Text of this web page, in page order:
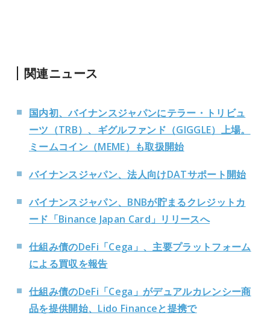
関連ニュース
国内初、バイナンスジャパンにテラー・トリビュ
ーツ（TRB）、ギグルファンド（GIGGLE）上場。
ミームコイン（MEME）も取扱開始
バイナンスジャパン、法人向けDATサポート開始
バイナンスジャパン、BNBが貯まるクレジットカ
ード「Binance Japan Card」リリースへ
仕組み債のDeFi「Cega」、主要プラットフォーム
による買収を報告
仕組み債のDeFi「Cega」がデュアルカレンシー商
品を提供開始、Lido Financeと提携で